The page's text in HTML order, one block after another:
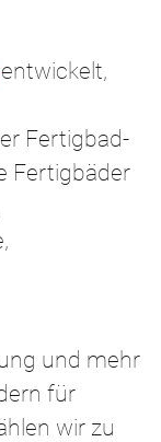
entwickelt,
Fertigbad-
Fertigbäder
und mehr
für
wir zu